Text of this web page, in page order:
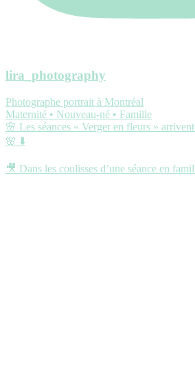
lira_photography
Photographe portrait à Montréal
Maternité • Nouveau-né • Famille
🌸 Les séances « Verger en fleurs »
🌸 ⬇️
🎥 Dans les coulisses d’une séance en